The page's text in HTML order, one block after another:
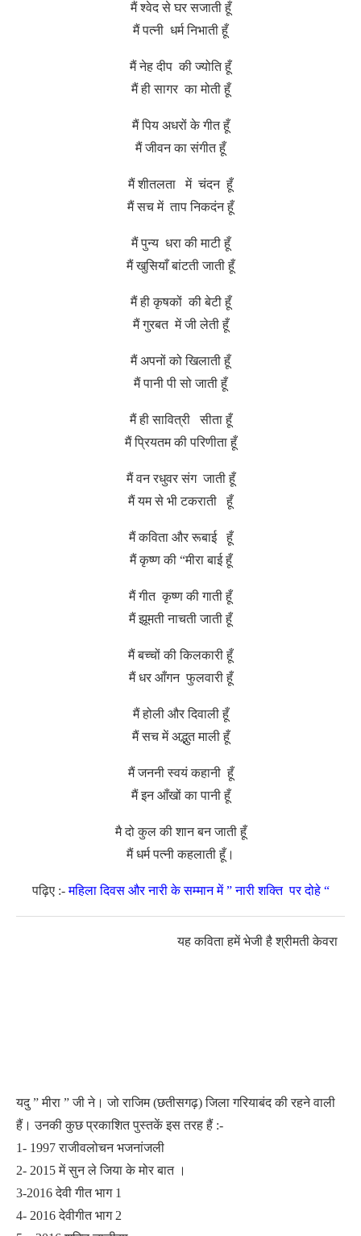
मैं श्वेद से घर सजाती हूँ
मैं पत्नी धर्म निभाती हूँ
मैं नेह दीप की ज्योति हूँ
मैं ही सागर का मोती हूँ
मैं पिय अधरों के गीत हूँ
मैं जीवन का संगीत हूँ
मैं शीतलता में चंदन हूँ
मैं सच में ताप निकदंन हूँ
मैं पुन्य धरा की माटी हूँ
मैं खुसियाँ बांटती जाती हूँ
मैं ही कृषकों की बेटी हूँ
मैं गुरबत में जी लेती हूँ
मैं अपनों को खिलाती हूँ
मैं पानी पी सो जाती हूँ
मैं ही सावित्री सीता हूँ
मैं प्रियतम की परिणीता हूँ
मैं वन रधुवर संग जाती हूँ
मैं यम से भी टकराती हूँ
मैं कविता और रूबाई हूँ
मैं कृष्ण की “मीरा बाई हूँ
मैं गीत कृष्ण की गाती हूँ
मैं झूमती नाचती जाती हूँ
मैं बच्चों की किलकारी हूँ
मैं धर आँगन फुलवारी हूँ
मैं होली और दिवाली हूँ
मैं सच में अद्भुत माली हूँ
मैं जननी स्वयं कहानी हूँ
मैं इन आँखों का पानी हूँ
मै दो कुल की शान बन जाती हूँ
मैं धर्म पत्नी कहलाती हूँ।
पढ़िए :-महिला दिवस और नारी के सम्मान में ” नारी शक्ति पर दोहे “
यह कविता हमें भेजी है श्रीमती केवरा
यदु ” मीरा ” जी ने। जो राजिम (छतीसगढ़) जिला गरियाबंद की रहने वाली
हैं। उनकी कुछ प्रकाशित पुस्तकें इस तरह हैं :-
1- 1997 राजीवलोचन भजनांजली
2- 2015 में सुन ले जिया के मोर बात ।
3-2016 देवी गीत भाग 1
4- 2016 देवीगीत भाग 2